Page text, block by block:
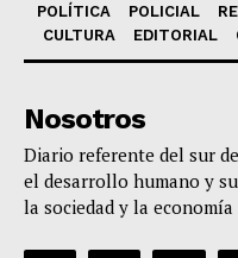
POLÍTICA POLICIAL
CULTURA
EDITORIAL
Nosotros
Diario referente del sur
el desarrollo humano y
la sociedad y la economía